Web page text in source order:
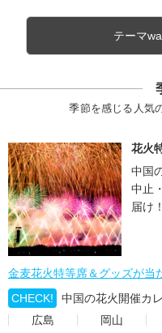
テーマ
季節を感じる人気
花火
中国
中止
届け！
金麦花火特等席＆グッズが当
CHECK!
中国の花火開催カ
広島
岡山